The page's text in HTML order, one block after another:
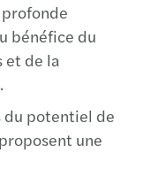
bénéfice du
et de la
du potentiel de
une